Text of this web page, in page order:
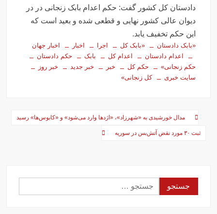
تصاویر تصادف زنجیره‌ای ۱۲ خودرو در تهران
سفر فوری وزیر خارجه پاکستان درباره توافق ایران
اولین جلسه امنیتی ایران و امارات پس از جنگ؟!
جاسوسی اسرائیل از مقامات آمریکا در خصوص ایران
سفره عقدی که با پهپاد در میدان انقلاب برپا شد
این سه نفر بد اخلاق‌ترین ایرانی‌های ۲۴ ساعت اخیر هستند
وزش باد و غبار رقیق، پدیده غالب هوای کرمانشاه است
توییت خبرساز مشاور قالیباف درباره سفر نتانیاهو
در ساعات اخیر اینترنت برخی مردم قطع شد
جزئیات ناآرامیِ امروز در خیابان جمهوری تهران
دادستان کل کشور گفت: حکم اعدام بابک زنجانی در در
دیوان عالی کشور نهایی و قطعی شده و بعید است که
این حکم تخفیف یابد.
«بابک دادستان «بابک کل اجرا اخبار
اخبار جهان
اعدام دادستان
اعدام کل بابک
حکم دادستان
حکم زنجانی»
حکم کل خبر خبر جدید
خبر روز
سایت خبری
کل زنجانی»
راهبری
نوشته‌ها
مدال خورشیدی به «شهرزاد»، «اژدها وارد می‌شود» و «کابوس‌ها» رسید
ثبت ۳۰ مورد نقض آتش‌بس در سوریه
جستجو
برای: